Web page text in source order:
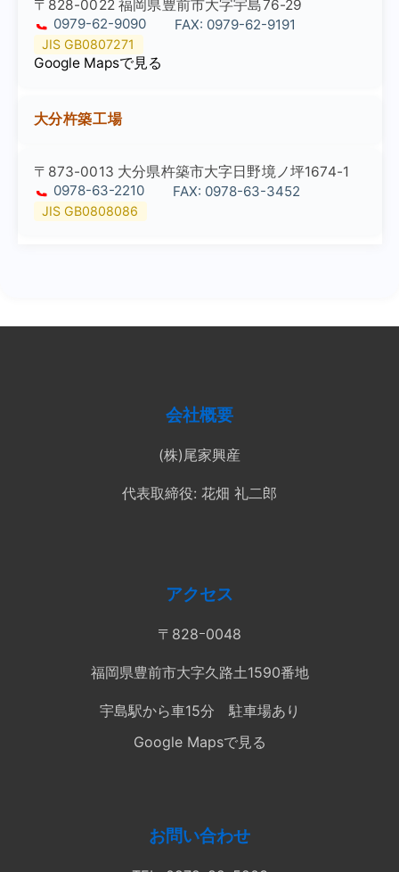
〒828-0022 福岡県豊前市大字宇島76-29
0979-62-9090
FAX: 0979-62-9191
JIS GB0807271
Google Mapsで見る
大分杵築工場
〒873-0013 大分県杵築市大字日野境ノ坪1674-1
0978-63-2210
FAX: 0978-63-3452
JIS GB0808086
会社概要
(株)尾家興産
代表取締役: 花畑 礼二郎
アクセス
〒828ｰ0048
福岡県豊前市大字久路土1590番地​
宇島駅から車15分 駐車場あり
Google Mapsで見る
お問い合わせ